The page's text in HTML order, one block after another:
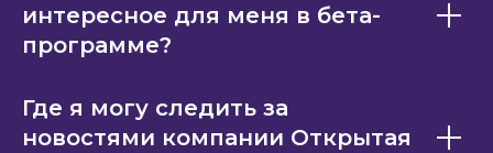
интересное для меня в бета-
программе?
Где я могу следить за
новостями компании Открытая